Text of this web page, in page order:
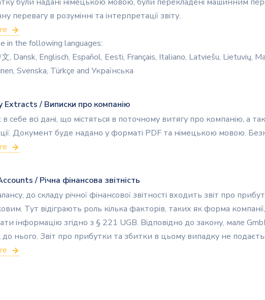
перевагу в розумінні та інтерпретації звіту.
in the following languages:
, Dansk, Englisch, Español, Eesti, Français, Italiano, Latviešu, Lietuvių,
Svenska, Türkçe and Українська
Extracts / Виписки про компанію
себе всі дані, що містяться в поточному витягу про компанію, а
Документ буде надано у форматі PDF та німецькою мовою.
/ Річна фінансова звітність
до складу річної фінансової звітності входить звіт про
Тут відіграють роль кілька факторів, таких як форма
інформацію згідно з § 221 UGB. Відповідно до закону, мале
нього. Звіт про прибутки та збитки в цьому випадку не